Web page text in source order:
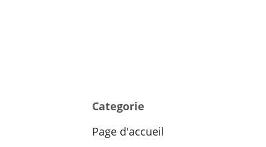
Categorie
Page d'accueil